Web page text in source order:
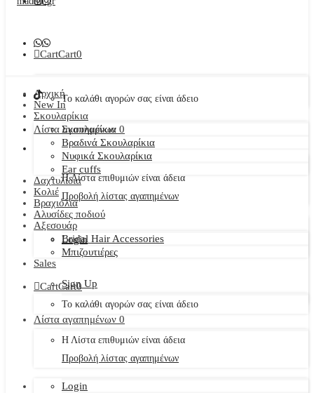
CartCart0
Το καλάθι αγορών σας είναι άδειο
Λίστα αγαπημένων 0
Η Λίστα επιθυμιών είναι άδεια
Προβολή λίστας αγαπημένων
Login
Sign Up
Αρχική
New In
Σκουλαρίκια
Σκουλαρίκια
Βραδινά Σκουλαρίκια
Νυφικά Σκουλαρίκια
Ear cuffs
Δαχτυλίδια
Κολιέ
Βραχιόλια
Αλυσίδες ποδιού
Αξεσουάρ
Bridal Hair Accessories
Μπιζουτιέρες
Sales
CartCart0
Το καλάθι αγορών σας είναι άδειο
Λίστα αγαπημένων 0
Η Λίστα επιθυμιών είναι άδεια
Προβολή λίστας αγαπημένων
Login